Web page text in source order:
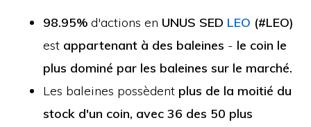
98.95%d'actions en UNUS SED LEO (#LEO)
est appartenant à des baleines - le coin le
plus dominé par les baleines sur le marché.
Les baleines possèdent plus de la moitié du
stock d'un coin, avec 36 des 50 plus